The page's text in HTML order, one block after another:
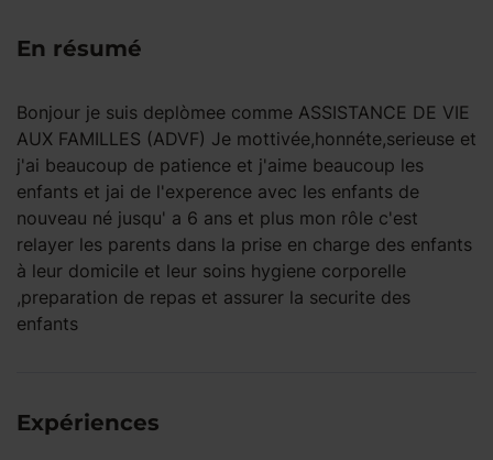
En résumé
Bonjour je suis deplòmee comme ASSISTANCE DE VIE
AUX FAMILLES (ADVF) Je mottivée,honnéte,serieuse et
j'ai beaucoup de patience et j'aime beaucoup les
enfants et jai de l'experence avec les enfants de
nouveau né jusqu' a 6 ans et plus mon rôle c'est
relayer les parents dans la prise en charge des enfants
à leur domicile et leur soins hygiene corporelle
,preparation de repas et assurer la securite des
enfants
Expériences